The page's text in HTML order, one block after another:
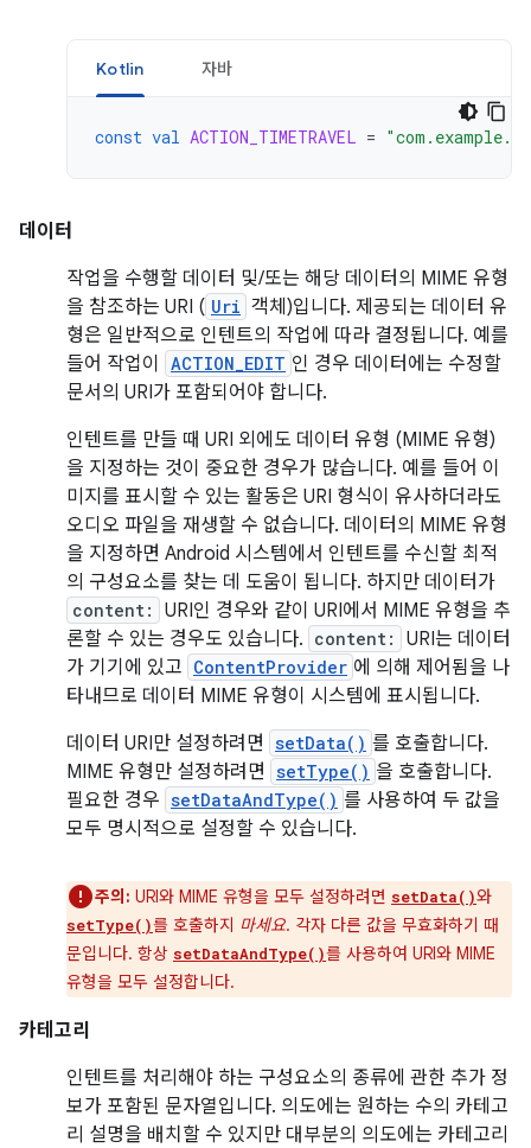
Kotlin 자바
const val ACTION_TIMETRAVEL =
데이터
작업을 수행할 데이터 및/또는 해당 데이터의 MIME 유형
을 참조하는 URI ( Uri 객체)입니다. 제공되는 데이터 유
형은 일반적으로 인텐트의 작업에 따라 결정됩니다. 예를
들어 작업이
ACTION_EDIT 인 경우 데이터에는 수정할
문서의 URI가 포함되어야 합니다.
인텐트를 만들 때 URI 외에도 데이터 유형 (MIME 유형)
을 지정하는 것이 중요한 경우가 많습니다. 예를 들어 이
미지를 표시할 수 있는 활동은 URI 형식이 유사하더라도
오디오 파일을 재생할 수 없습니다. 데이터의 MIME 유형
을 지정하면 Android 시스템에서 인텐트를 수신할 최적
의 구성요소를 찾는 데 도움이 됩니다. 하지만 데이터가
content:
URI인 경우와 같이 URI에서 MIME 유형을 추
론할 수 있는 경우도 있습니다. content:
URI는 데이터
가 기기에 있고 ContentProvider 에 의해 제어됨을 나
타내므로 데이터 MIME 유형이 시스템에 표시됩니다.
데이터 URI만 설정하려면 setData() 를 호출합니다.
MIME 유형만 설정하려면 setType() 을 호출합니다.
필요한 경우 setDataAndType() 를 사용하여 두 값을
모두 명시적으로 설정할 수 있습니다.
주의: URI와 MIME 유형을 모두 설정하려면 setData()와
setType()를 호출하지 마세요. 각자 다른 값을 무효화하기 때
문입니다. 항상 setDataAndType()를 사용하여 URI와 MIME
유형을 모두 설정합니다.
카테고리
인텐트를 처리해야 하는 구성요소의 종류에 관한 추가 정
보가 포함된 문자열입니다. 의도에는 원하는 수의 카테고
리 설명을 배치할 수 있지만 대부분의 의도에는 카테고리